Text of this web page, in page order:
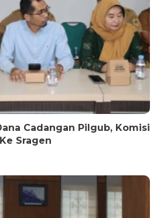
Cadangan Pilgub, Komisi
Sragen